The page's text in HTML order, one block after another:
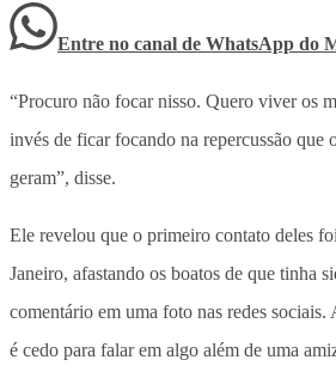
Entre no canal de WhatsApp do
“Procuro não focar nisso. Quero viver os
invés de ficar focando na repercussão que
geram”, disse.
Ele revelou que o primeiro contato deles
Janeiro, afastando os boatos de que tinha
comentário em uma foto nas redes
é cedo para falar em algo além de uma